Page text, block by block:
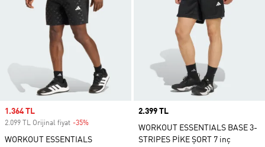
Sale price
1.364 TL
2.099 TL Orijinal fiyat -35%
WORKOUT ESSENTIALS
Price
2.399 TL
WORKOUT ESSENTIALS BASE 3-
STRIPES PİKE ŞORT 7 inç